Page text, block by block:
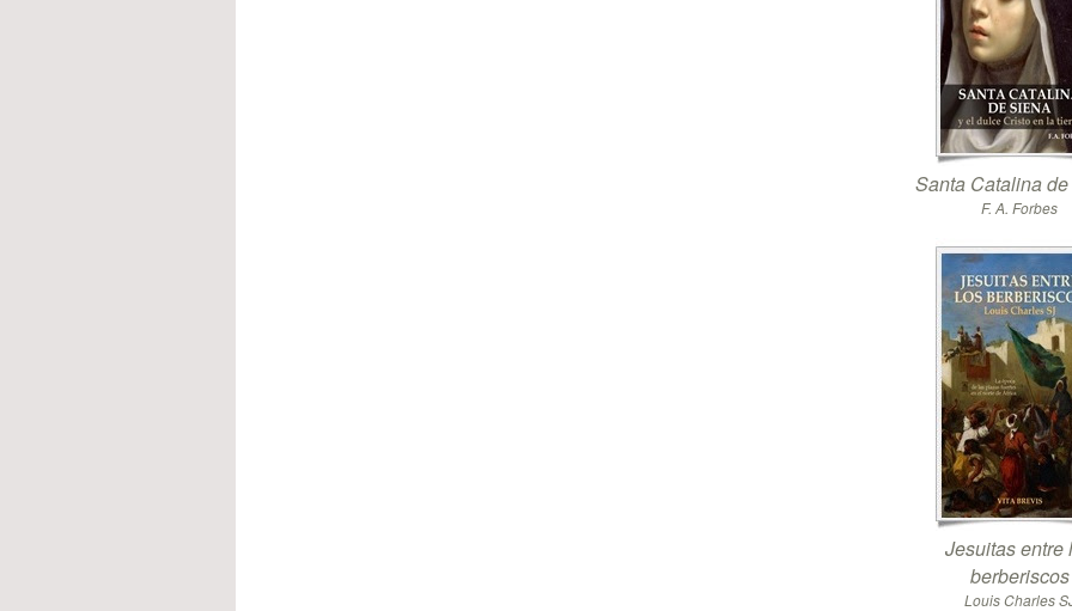
Santa Catalina
F. A. Forbes
Jesuitas entre
berberiscos
Louis Charles